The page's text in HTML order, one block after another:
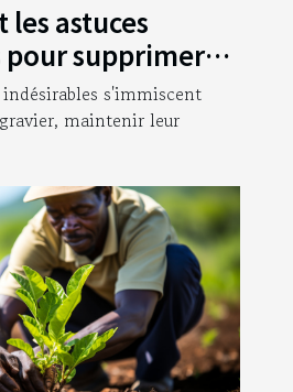
les astuces
pour supprimer
poussent dans
gravier ?
indésirables s'immiscent
maintenir leur